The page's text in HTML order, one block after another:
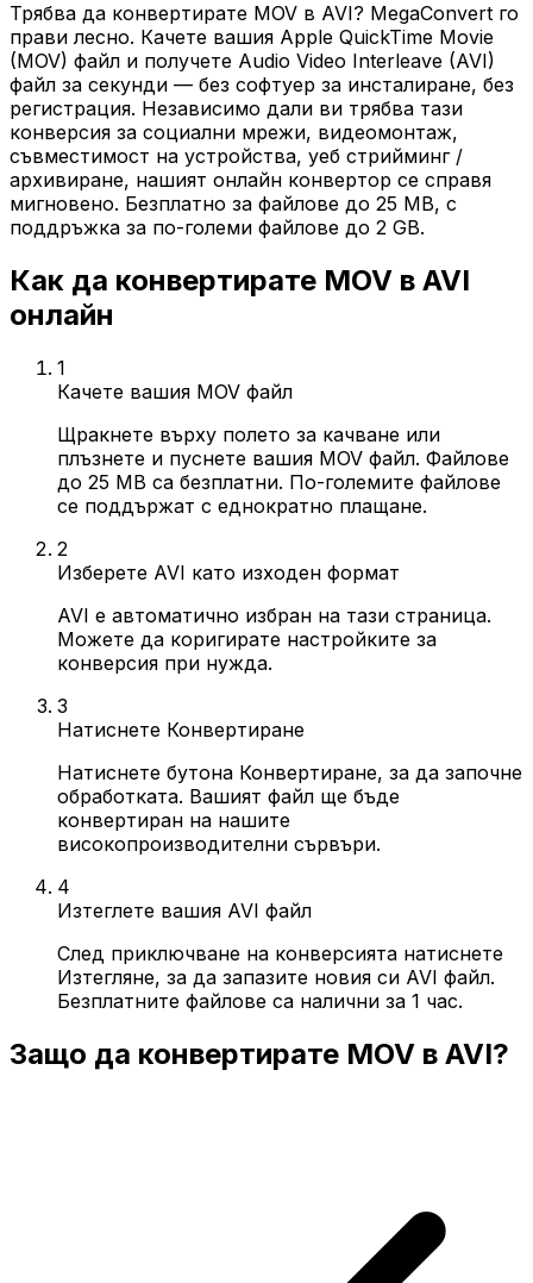
Трябва да конвертирате MOV в AVI? MegaConvert го
прави лесно. Качете вашия Apple QuickTime Movie
(MOV) файл и получете Audio Video Interleave (AVI)
файл за секунди — без софтуер за инсталиране, без
регистрация. Независимо дали ви трябва тази
конверсия за социални мрежи, видеомонтаж,
съвместимост на устройства, уеб стрийминг /
архивиране, нашият онлайн конвертор се справя
мигновено. Безплатно за файлове до 25 MB, с
поддръжка за по-големи файлове до 2 GB.
Как да конвертирате MOV в AVI
онлайн
1
Качете вашия MOV файл
Щракнете върху полето за качване или
плъзнете и пуснете вашия MOV файл. Файлове
до 25 MB са безплатни. По-големите файлове
се поддържат с еднократно плащане.
2
Изберете AVI като изходен формат
AVI е автоматично избран на тази страница.
Можете да коригирате настройките за
конверсия при нужда.
3
Натиснете Конвертиране
Натиснете бутона Конвертиране, за да започне
обработката. Вашият файл ще бъде
конвертиран на нашите
високопроизводителни сървъри.
4
Изтеглете вашия AVI файл
След приключване на конверсията натиснете
Изтегляне, за да запазите новия си AVI файл.
Безплатните файлове са налични за 1 час.
Защо да конвертирате MOV в AVI?